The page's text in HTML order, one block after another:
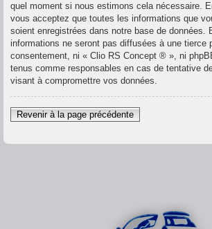
quel moment si nous estimons cela nécessaire.
vous acceptez que toutes les informations que
soient enregistrées dans notre base de données.
informations ne seront pas diffusées à une tierce
consentement, ni « Clio RS Concept ® », ni
tenus comme responsables en cas de tentative
visant à compromettre vos données.
Revenir à la page précédente